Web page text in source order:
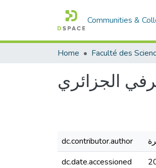
Communities &
Home
الجزائري
dc.contributor.author
dc.date.accessioned